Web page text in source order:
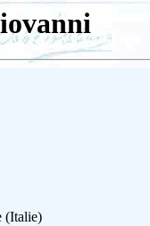
(Italie)